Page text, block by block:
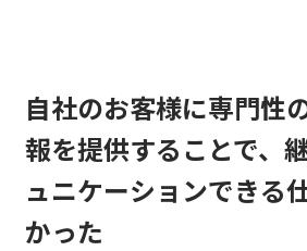
自社のお客様に専門性
報を提供することで、
ュニケーションできる
かった